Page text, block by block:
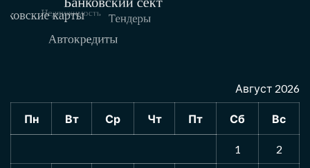
Август 2026
Пн Вт Ср Чт Пт Сб Вс
1 2